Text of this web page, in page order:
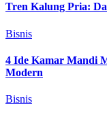
Tren Kalung Pria:
Bisnis
4 Ide Kamar Mandi
Modern
Bisnis